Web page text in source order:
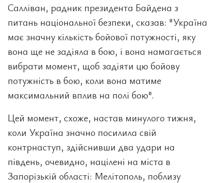
Салліван, радник президента Байдена з
питань національної безпеки, сказав: "Україна
має значну кількість бойової потужності, яку
вона ще не задіяла в бою, і вона намагається
вибрати момент, щоб задіяти цю бойову
потужність в бою, коли вона матиме
максимальний вплив на полі бою".
Цей момент, схоже, настав минулого тижня,
коли Україна значно посилила свій
контрнаступ, здійснивши два удари на
південь, очевидно, націлені на міста в
Запорізькій області: Мелітополь, поблизу